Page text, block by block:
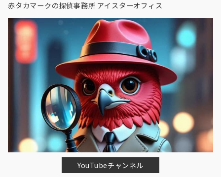
赤タカマークの探偵事務所 アイスターオフィス
YouTubeチャンネル